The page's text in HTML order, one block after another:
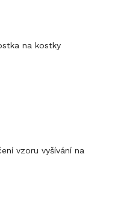
na kostky
vzoru vyšívání na